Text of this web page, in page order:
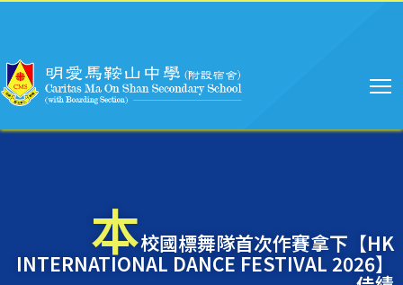
本校國標舞隊首次作賽拿下【HK
INTERNATIONAL DANCE FESTIVAL 2026】